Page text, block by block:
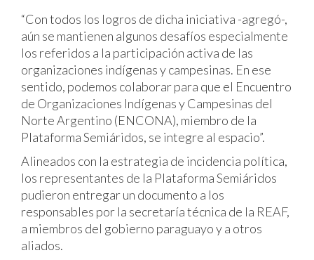
“Con todos los logros de dicha iniciativa -agregó-,
aún se mantienen algunos desafíos especialmente
los referidos a la participación activa de las
organizaciones indígenas y campesinas. En ese
sentido, podemos colaborar para que el Encuentro
de Organizaciones Indígenas y Campesinas del
Norte Argentino (ENCONA), miembro de la
Plataforma Semiáridos, se integre al espacio”.
Alineados con la estrategia de incidencia política,
los representantes de la Plataforma Semiáridos
pudieron entregar un documento a los
responsables por la secretaría técnica de la REAF,
a miembros del gobierno paraguayo y a otros
aliados.